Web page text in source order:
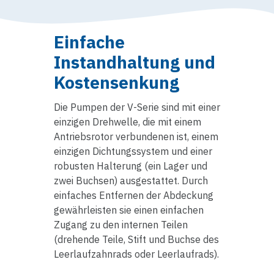
Einfache
Instandhaltung und
Kostensenkung
Die Pumpen der V-Serie sind mit einer
einzigen Drehwelle, die mit einem
Antriebsrotor verbundenen ist, einem
einzigen Dichtungssystem und einer
robusten Halterung (ein Lager und
zwei Buchsen) ausgestattet. Durch
einfaches Entfernen der Abdeckung
gewährleisten sie einen einfachen
Zugang zu den internen Teilen
(drehende Teile, Stift und Buchse des
Leerlaufzahnrads oder Leerlaufrads).